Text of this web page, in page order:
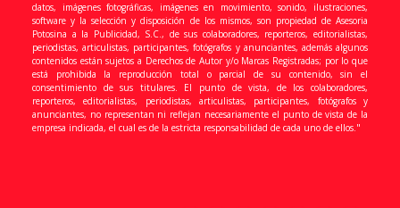
datos, imágenes fotográficas, imágenes en movimiento, sonido, ilustraciones,
software y la selección y disposición de los mismos, son propiedad de Asesoria
Potosina a la Publicidad, S.C., de sus colaboradores, reporteros, editorialistas,
periodistas, articulistas, participantes, fotógrafos y anunciantes, además algunos
contenidos están sujetos a Derechos de Autor y/o Marcas Registradas; por lo que
está prohibida la reproducción total o parcial de su contenido, sin el
consentimiento de sus titulares. El punto de vista, de los colaboradores,
reporteros, editorialistas, periodistas, articulistas, participantes, fotógrafos y
anunciantes, no representan ni reflejan necesariamente el punto de vista de la
empresa indicada, el cual es de la estricta responsabilidad de cada uno de ellos."